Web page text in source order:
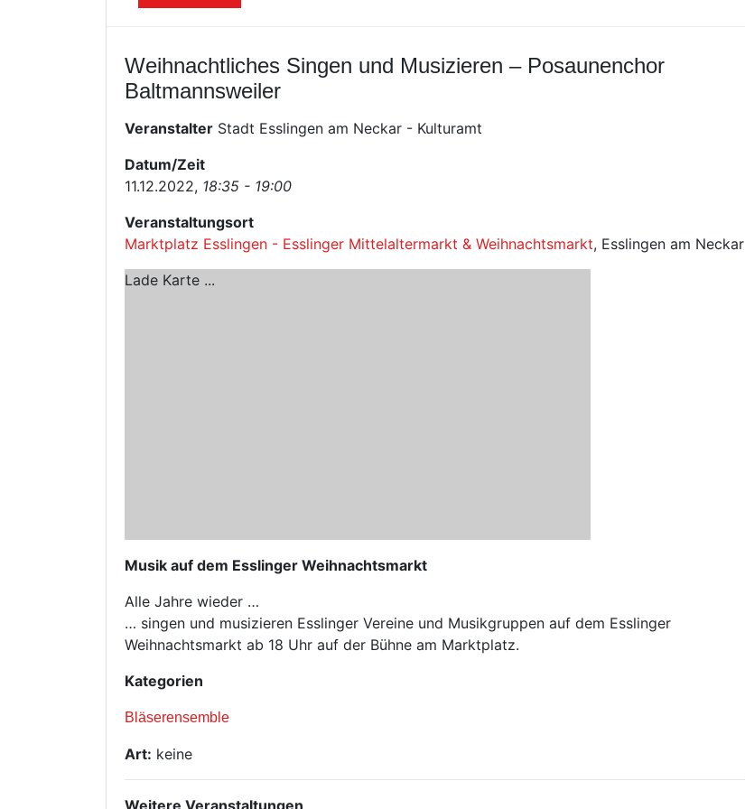
Weihnachtliches Singen und Musizieren – Posaunenchor
Baltmannsweiler
Veranstalter Stadt Esslingen am Neckar - Kulturamt
Datum/Zeit
11.12.2022, 18:35 - 19:00
Veranstaltungsort
Marktplatz Esslingen - Esslinger Mittelaltermarkt & Weihnachtsmarkt, Esslingen am Neckar
Lade Karte ...
Musik auf dem Esslinger Weihnachtsmarkt
Alle Jahre wieder …
… singen und musizieren Esslinger Vereine und Musikgruppen auf dem Esslinger
Weihnachtsmarkt ab 18 Uhr auf der Bühne am Marktplatz.
Kategorien
Bläserensemble
Art: keine
Weitere Veranstaltungen